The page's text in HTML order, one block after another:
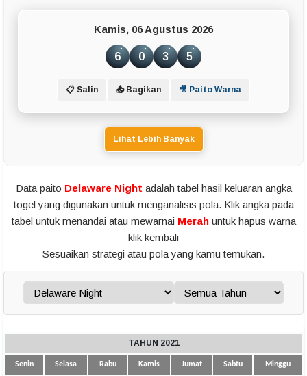
Kamis, 06 Agustus 2026
6 0 3 5
📋 Salin 📤 Bagikan 🎥 Paito Warna
Lihat Lebih Banyak
Data paito Delaware Night adalah tabel hasil keluaran angka
togel yang digunakan untuk menganalisis pola. Klik angka pada
tabel untuk menandai atau mewarnai Merahuntuk hapus warna
klik kembali
Sesuaikan strategi atau pola yang kamu temukan.
TAHUN 2021
Senin Selasa Rabu Kamis Jumat Sabtu Minggu